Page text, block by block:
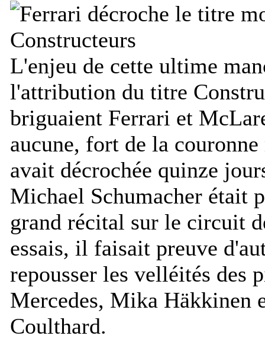
L'enjeu de cette ultime
l'attribution du titre
briguaient Ferrari et
aucune, fort de la
avait décrochée quinze
Michael Schumacher était
grand récital sur le circuit
essais, il faisait preuve
repousser les velléités des
Mercedes, Mika Häkkinen
Coulthard.